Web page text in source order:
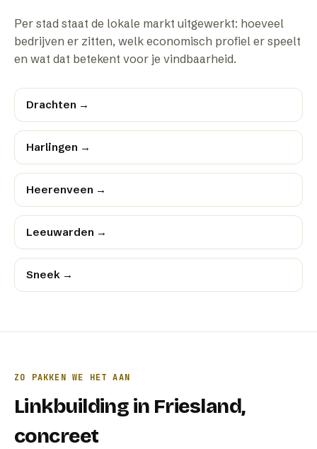
Per stad staat de lokale markt uitgewerkt: hoeveel
bedrijven er zitten, welk economisch profiel er speelt
en wat dat betekent voor je vindbaarheid.
Drachten →
Harlingen →
Heerenveen →
Leeuwarden →
Sneek →
ZO PAKKEN WE HET AAN
Linkbuilding in Friesland,
concreet